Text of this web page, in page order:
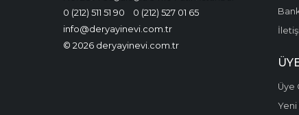
0 (212) 511 51 90
0 (212) 527 01 65
info@deryayinevi.com.tr
© 2026 deryayinevi.com.tr
Üye
Yeni